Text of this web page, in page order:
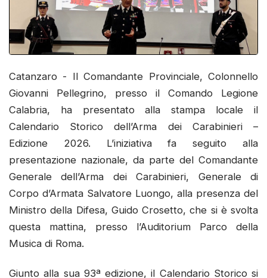
Catanzaro - Il Comandante Provinciale, Colonnello
Giovanni Pellegrino, presso il Comando Legione
Calabria, ha presentato alla stampa locale il
Calendario Storico dell’Arma dei Carabinieri –
Edizione 2026. L’iniziativa fa seguito alla
presentazione nazionale, da parte del Comandante
Generale dell’Arma dei Carabinieri, Generale di
Corpo d’Armata Salvatore Luongo, alla presenza del
Ministro della Difesa, Guido Crosetto, che si è svolta
questa mattina, presso l’Auditorium Parco della
Musica di Roma.
Giunto alla sua 93ª edizione, il Calendario Storico si